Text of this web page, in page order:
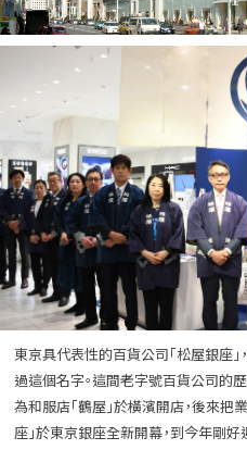
東京具代表性的百貨公司「松屋銀座
過這個名字。這間老字號百貨公司的
為和服店「鶴屋」於橫濱開店，後來把
座」於東京銀座全新開幕，到今年剛